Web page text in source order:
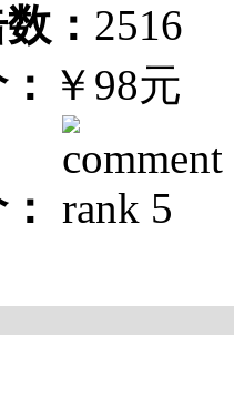
： 2516
￥98元